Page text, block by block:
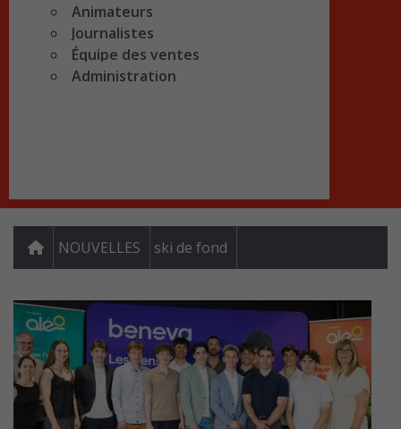
Animateurs
Journalistes
Équipe des ventes
Administration
NOUVELLES ski de fond